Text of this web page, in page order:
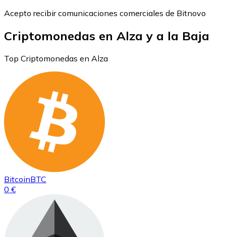
Acepto recibir comunicaciones comerciales de Bitnovo
Criptomonedas en Alza y a la Baja
Top Criptomonedas en Alza
BitcoinBTC
0 €